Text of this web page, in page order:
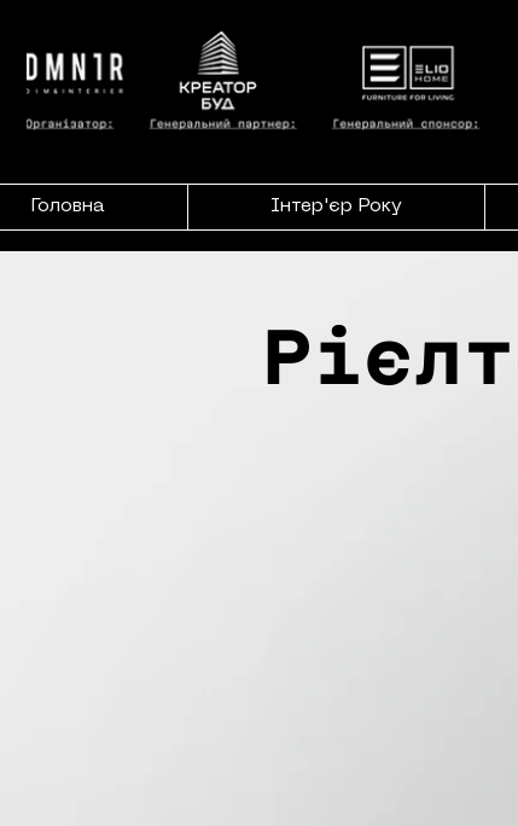
Головна Інтер'єр Року